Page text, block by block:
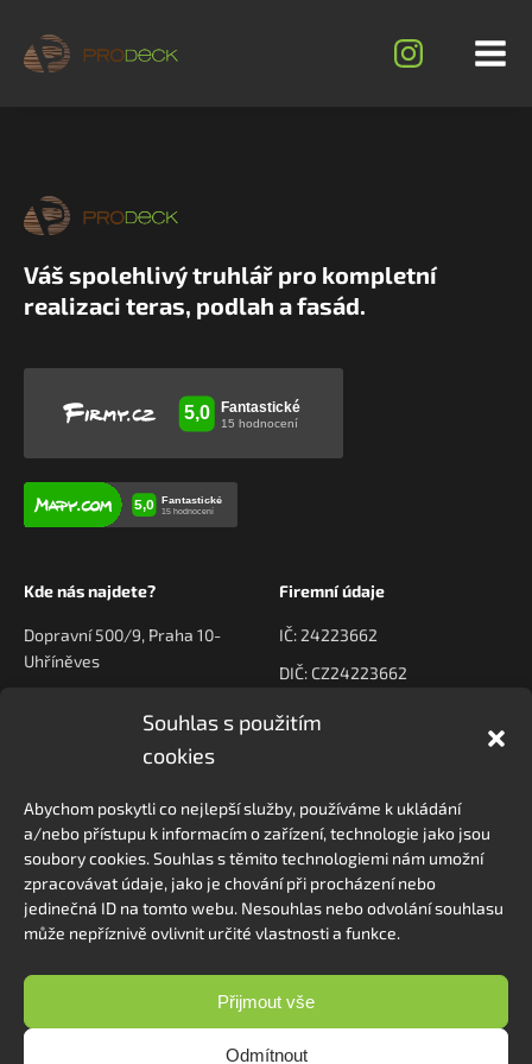
Souhlas s použitím
cookies
Abychom poskytli co nejlepší služby, používáme k ukládání
a/nebo přístupu k informacím o zařízení, technologie jako jsou
soubory cookies. Souhlas s těmito technologiemi nám umožní
zpracovávat údaje, jako je chování při procházení nebo
jedinečná ID na tomto webu. Nesouhlas nebo odvolání souhlasu
může nepříznivě ovlivnit určité vlastnosti a funkce.
Přijmout vše
Odmítnout
Váš spolehlivý truhlář pro kompletní
realizaci teras, podlah a fasád.
Kde nás najdete?
Dopravní 500/9, Praha 10-
Uhříněves
Firemní údaje
IČ: 24223662
DIČ: CZ24223662
Kontaktujte nás
+420 778 222 800
Navigace
O nás
Kontakt